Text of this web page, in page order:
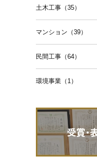
土木工事（35）
マンション（39）
民間工事（64）
環境事業（1）